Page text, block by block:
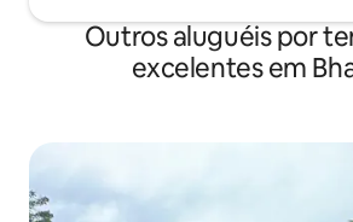
Outros aluguéis por
excelentes em